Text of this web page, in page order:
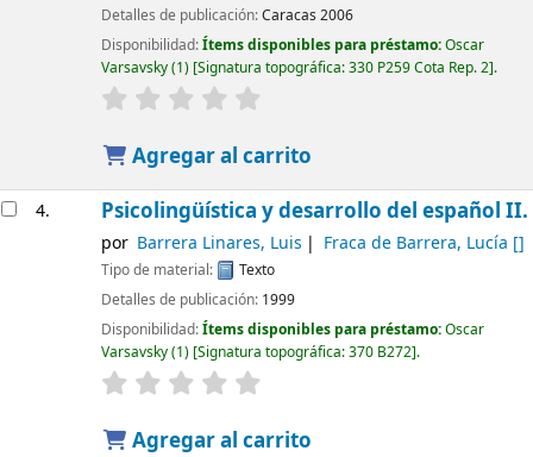
Detalles de publicación:Caracas 2006
Disponibilidad:Ítems disponibles para préstamo:Oscar
Varsavsky(1) Signatura topográfica:330 P259 Cota Rep. 2 .
Agregar al carrito
4. Psicolingüística y desarrollo del español II.
por Barrera Linares, Luis Fraca de Barrera, Lucía []
Tipo de material:
Texto
Detalles de publicación: 1999
Disponibilidad:Ítems disponibles para préstamo:Oscar
Varsavsky(1) Signatura topográfica:370 B272 .
Agregar al carrito